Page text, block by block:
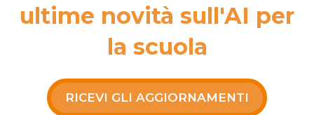
ultime novità sull'AI per
la scuola
RICEVI GLI AGGIORNAMENTI